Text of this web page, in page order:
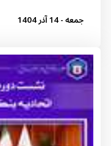
جمعه - 14 آذر 1404